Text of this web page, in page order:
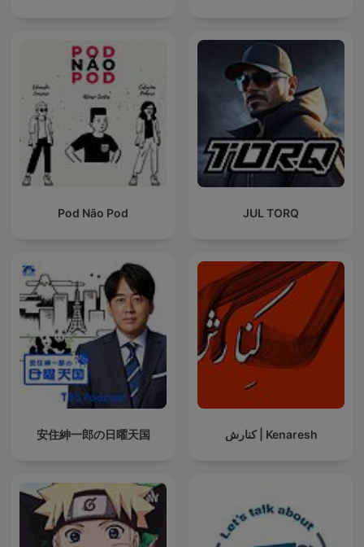
JUL TORQ
Pod Não Pod
Kenaresh | کنارش 安住紳一郎の日曜天国